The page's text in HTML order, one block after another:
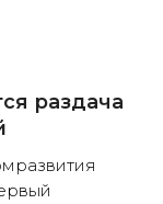
раздача